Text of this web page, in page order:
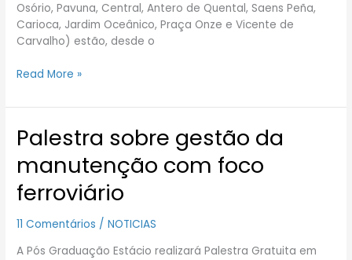
Osório, Pavuna, Central, Antero de Quental, Saens Peña,
Carioca, Jardim Oceânico, Praça Onze e Vicente de
Carvalho) estão, desde o
Read More »
Palestra sobre gestão da
manutenção com foco
ferroviário
11 Comentários /NOTICIAS
A Pós Graduação Estácio realizará Palestra Gratuita em
Palestra
sobre
gestão
da
manutenção
foco
ferroviário